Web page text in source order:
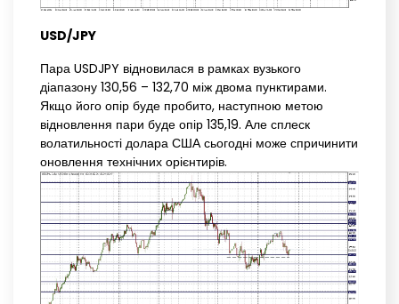
USD/JPY
Пара USDJPY відновилася в рамках вузького
діапазону 130,56 – 132,70 між двома пунктирами.
Якщо його опір буде пробито, наступною метою
відновлення пари буде опір 135,19. Але сплеск
волатильності долара США сьогодні може спричинити
оновлення технічних орієнтирів.